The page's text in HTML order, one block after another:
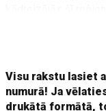
Visu rakstu lasiet
numurā! Ja
drukātā formātā,